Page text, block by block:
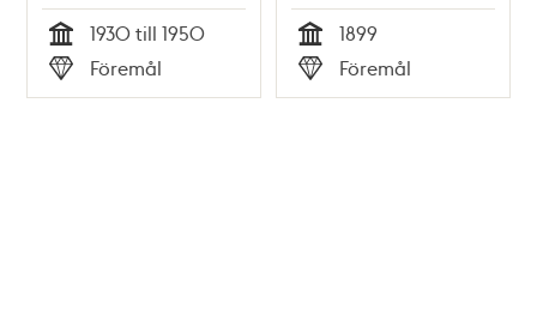
Tid
1930 till 1950
Typ
Föremål Tid
1899
Typ
Föremål